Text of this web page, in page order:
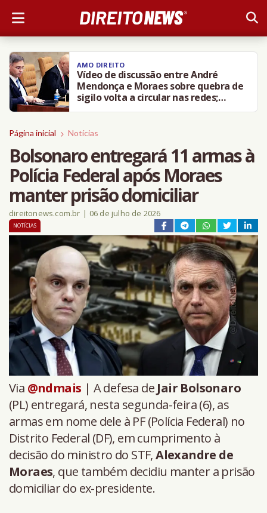
AMO DIREITO
Vídeo de discussão entre André
Mendonça e Moraes sobre quebra de
sigilo volta a circular nas redes;
entenda
Página inicial Notícias
Bolsonaro entregará 11 armas à
Polícia Federal após Moraes
manter prisão domiciliar
direitonews.com.br | 06 de julho de 2026
NOTÍCIAS
Via @ndmais | A defesa de Jair Bolsonaro
(PL) entregará, nesta segunda-feira (6), as
armas em nome dele à PF (Polícia Federal) no
Distrito Federal (DF), em cumprimento à
decisão do ministro do STF,Alexandre de
Moraes, que também decidiu manter a prisão
domiciliar do ex-presidente.